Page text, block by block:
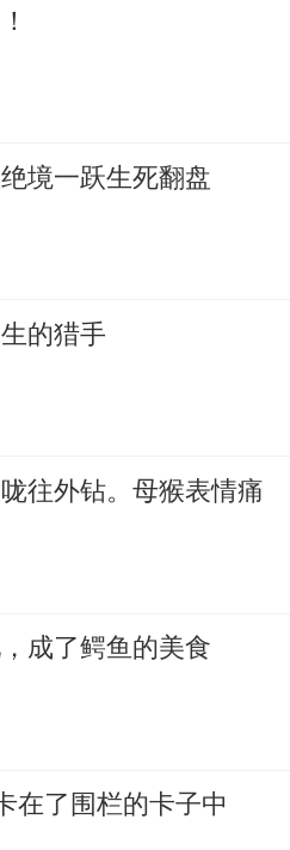
境一跃生死翻盘
的猎手
往外钻。母猴表情痛
成了鳄鱼的美食
在了围栏的卡子中